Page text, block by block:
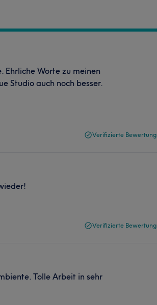
Ehrliche Worte zu meinen
Studio auch noch besser.
Verifizierte Bewertung
Verifizierte Bewertung
Tolle Arbeit in sehr